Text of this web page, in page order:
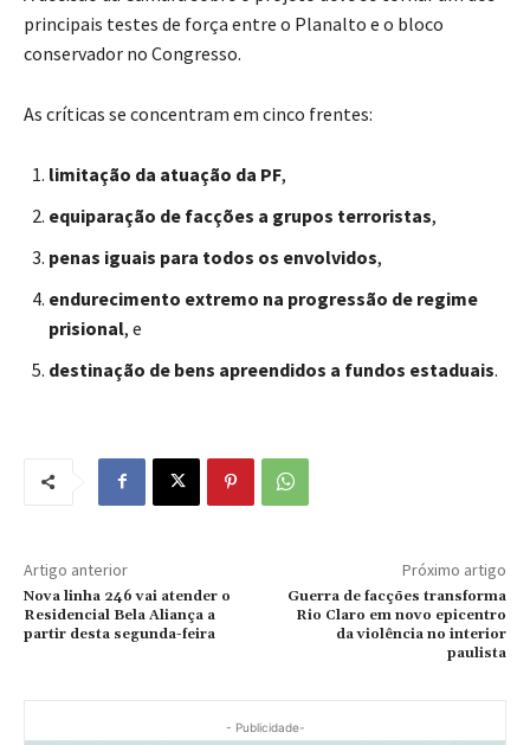
principais testes de força entre o Planalto e o bloco
conservador no Congresso.
As críticas se concentram em cinco frentes:
limitação da atuação da PF,
equiparação de facções a grupos terroristas,
penas iguais para todos os envolvidos,
endurecimento extremo na progressão de regime
prisional, e
destinação de bens apreendidos a fundos estaduais.
Artigo anterior
Nova linha 246 vai atender o
Residencial Bela Aliança a
partir desta segunda-feira
Próximo artigo
Guerra de facções transforma
Rio Claro em novo epicentro
da violência no interior
paulista
- Publicidade-